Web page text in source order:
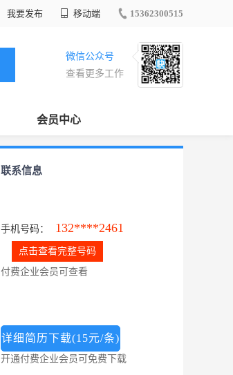
我要发布 移动端 15362300515
微信公众号
查看更多工作
会员中心
联系信息
手机号码： 132****2461
点击查看完整号码
付费企业会员可查看
详细简历下载(15元/条)
开通付费企业会员可免费下载